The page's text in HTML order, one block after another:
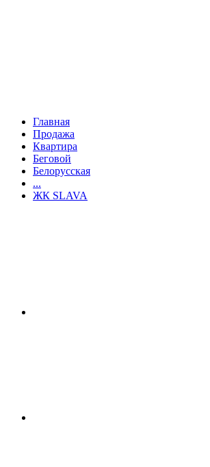
Главная
Продажа
Квартира
Беговой
Белорусская
...
ЖК SLAVA